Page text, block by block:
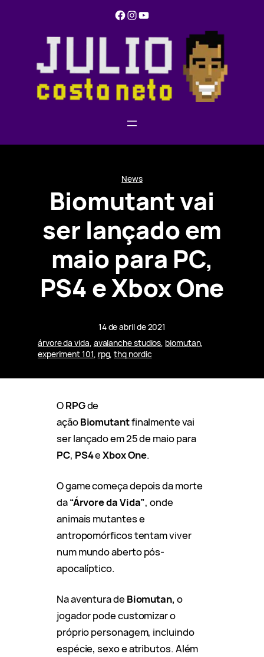
Facebook Instagram YouTube
News
Biomutant vai
ser lançado em
maio para PC,
PS4 e Xbox One
14 de abril de 2021
árvore da vida, avalanche studios, biomutan
experiment 101, rpg, thq nordic
ORPGde
açãoBiomutantfinalmente vai
ser lançado em 25 de maio para
PC, PS4eXbox One.
O game começa depois da morte
da“Árvore da Vida”, onde
animais mutantes e
antropomórficos tentam viver
num mundo aberto pós-
apocalíptico.
Na aventura deBiomutan, o
jogador pode customizar o
próprio personagem, incluindo
espécie, sexo e atributos. Além